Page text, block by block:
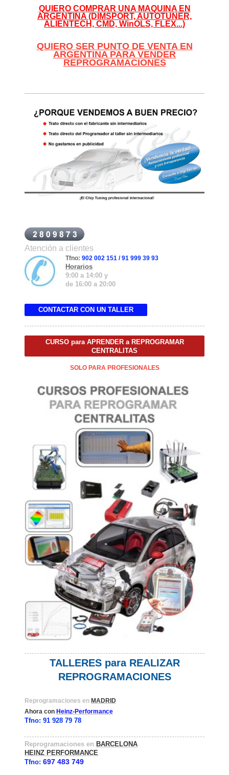
QUIERO COMPRAR UNA MAQUINA EN
ARGENTINA (DIMSPORT, AUTOTUNER,
ALIENTECH, CMD, WinOLS, FLEX...)
QUIERO SER PUNTO DE VENTA EN
ARGENTINA PARA VENDER
REPROGRAMACIONES
Atención a clientes
Tfno: 902 002 151 / 91 999 39 93
Horarios
9:00 a 14:00 y
de 16:00 a 20:00
CONTACTAR CON UN TALLER
CURSO para APRENDER a REPROGRAMAR
CENTRALITAS
SOLO PARA PROFESIONALES
TALLERES para REALIZAR
REPROGRAMACIONES
Reprogramaciones en MADRID
Ahora con Heinz-Performance
Tfno: 91 928 79 78
Reprogramaciones en BARCELONA
HEINZ PERFORMANCE
Tfno: 697 483 749